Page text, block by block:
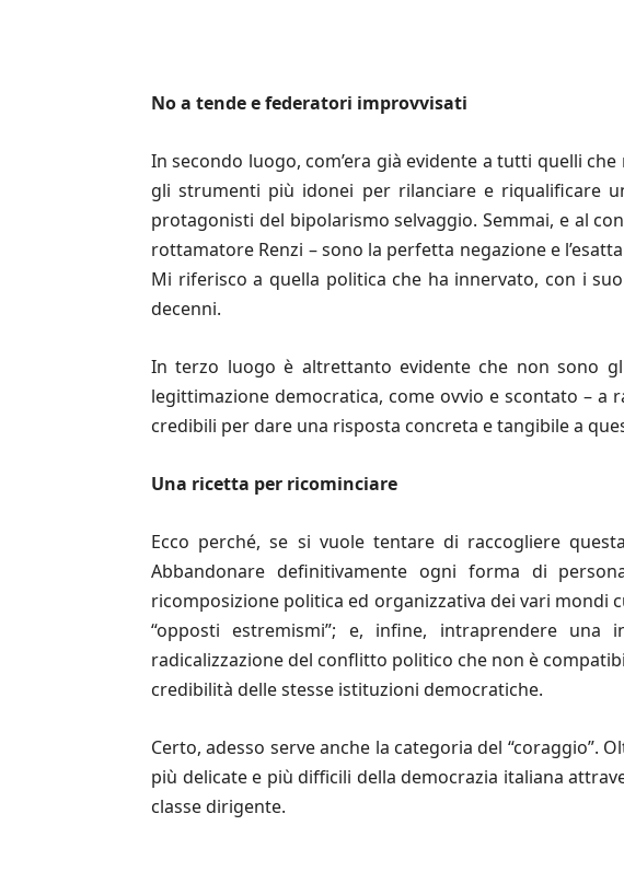
No a tende e federatori improvvisati
In secondo luogo, com’era già evidente a tutti quelli
gli strumenti più idonei per rilanciare e riqualificare
protagonisti del bipolarismo selvaggio. Semmai, e al
rottamatore Renzi – sono la perfetta negazione e
Mi riferisco a quella politica che ha innervato, con i
decenni.
In terzo luogo è altrettanto evidente che non sono
legittimazione democratica, come ovvio e scontato –
credibili per dare una risposta concreta e tangibile a
Una ricetta per ricominciare
Ecco perché, se si vuole tentare di raccogliere
Abbandonare definitivamente ogni forma di
ricomposizione politica ed organizzativa dei vari mondi
“opposti estremismi”; e, infine, intraprendere
radicalizzazione del conflitto politico che non è
credibilità delle stesse istituzioni democratiche.
Certo, adesso serve anche la categoria del “coraggio”.
più delicate e più difficili della democrazia italiana
classe dirigente.